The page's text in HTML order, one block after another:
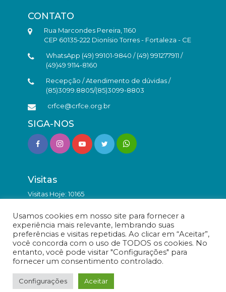
CONTATO
Rua Marcondes Pereira, 1160
CEP 60135-222 Dionísio Torres - Fortaleza - CE
WhatsApp (49) 99101-9840 / (49) 991277911 /
(49)49 9114-8160
Recepção / Atendimento de dúvidas /
(85)3099.8805/(85)3099-8803
crfce@crfce.org.br
SIGA-NOS
Visitas
Visitas Hoje: 10165
Todos os direitos reservados.
Usamos cookies em nosso site para fornecer a
experiência mais relevante, lembrando suas
preferências e visitas repetidas. Ao clicar em “Aceitar”,
você concorda com o uso de TODOS os cookies. No
entanto, você pode visitar "Configurações" para
fornecer um consentimento controlado.
Configurações Aceitar